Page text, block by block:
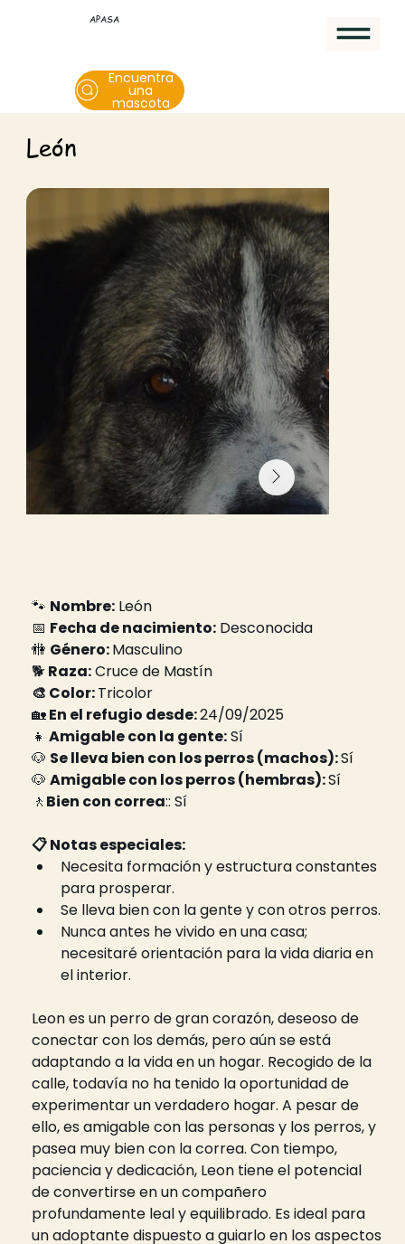
APASA
Encuentra
una
mascota
León
🐾 Nombre: León
📅 Fecha de nacimiento: Desconocida
🚻 Género: Masculino
🐕 Raza: Cruce de Mastín
🎨 Color: Tricolor
🏡 En el refugio desde: 24/09/2025
👧 Amigable con la gente: Sí
🐶 Se lleva bien con los perros (machos): Sí
🐶 Amigable con los perros (hembras): Sí
🚶 Bien con correa:: Sí
📋 Notas especiales:
Necesita formación y estructura constantes
para prosperar.
Se lleva bien con la gente y con otros perros.
Nunca antes he vivido en una casa;
necesitaré orientación para la vida diaria en
el interior.
Leon es un perro de gran corazón, deseoso de
conectar con los demás, pero aún se está
adaptando a la vida en un hogar. Recogido de la
calle, todavía no ha tenido la oportunidad de
experimentar un verdadero hogar. A pesar de
ello, es amigable con las personas y los perros, y
pasea muy bien con la correa. Con tiempo,
paciencia y dedicación, Leon tiene el potencial
de convertirse en un compañero
profundamente leal y equilibrado. Es ideal para
un adoptante dispuesto a guiarlo en los aspectos